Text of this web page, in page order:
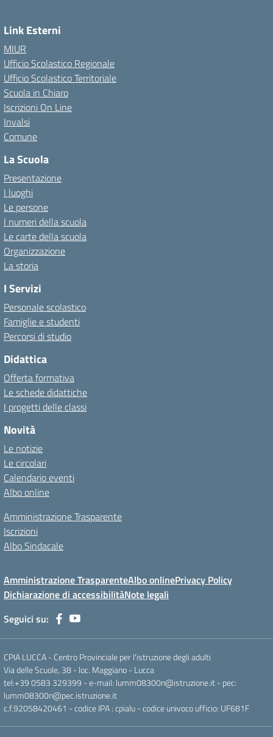
Link Esterni
MIUR
Ufficio Scolastico Regionale
Ufficio Scolastico Territoriale
Scuola in Chiaro
Iscrizioni On Line
Invalsi
Comune
La Scuola
Presentazione
I luoghi
Le persone
I numeri della scuola
Le carte della scuola
Organizzazione
La storia
I Servizi
Personale scolastico
Famiglie e studenti
Percorsi di studio
Didattica
Offerta formativa
Le schede didattiche
I progetti delle classi
Novità
Le notizie
Le circolari
Calendario eventi
Albo online
Amministrazione Trasparente
Iscrizioni
Albo Sindacale
Amministrazione TrasparenteAlbo onlinePrivacy Policy
Dichiarazione di accessibilitàNote legali
Seguici su:
CPIA LUCCA - Centro Provinciale per l'istruzione degli adulti
Via delle Scuole, 38 - loc. Maggiano - Lucca
tel:+39 0583 329399 - e-mail: lumm08300n@istruzione.it - pec:
lumm08300n@pec.istruzione.it
c.f.92058420461 - codice IPA : cpialu - codice univoco ufficio: UF681F